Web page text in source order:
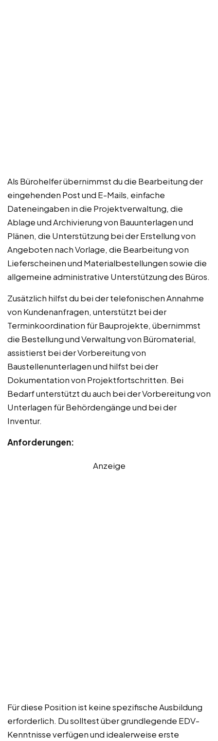
Als Bürohelfer übernimmst du die Bearbeitung der
eingehenden Post und E-Mails, einfache
Dateneingaben in die Projektverwaltung, die
Ablage und Archivierung von Bauunterlagen und
Plänen, die Unterstützung bei der Erstellung von
Angeboten nach Vorlage, die Bearbeitung von
Lieferscheinen und Materialbestellungen sowie die
allgemeine administrative Unterstützung des Büros.
Zusätzlich hilfst du bei der telefonischen Annahme
von Kundenanfragen, unterstützt bei der
Terminkoordination für Bauprojekte, übernimmst
die Bestellung und Verwaltung von Büromaterial,
assistierst bei der Vorbereitung von
Baustellenunterlagen und hilfst bei der
Dokumentation von Projektfortschritten. Bei
Bedarf unterstützt du auch bei der Vorbereitung von
Unterlagen für Behördengänge und bei der
Inventur.
Anforderungen:
Anzeige
Für diese Position ist keine spezifische Ausbildung
erforderlich. Du solltest über grundlegende EDV-
Kenntnisse verfügen und idealerweise erste